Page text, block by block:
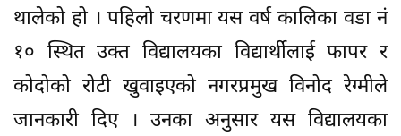
थालेको हो । पहिलो चरणमा यस वर्ष कालिका वडा नं
१० स्थित उक्त विद्यालयका विद्यार्थीलाई फापर र
कोदोको रोटी खुवाइएको नगरप्रमुख विनोद रेग्मीले
जानकारी दिए । उनका अनुसार यस विद्यालयका